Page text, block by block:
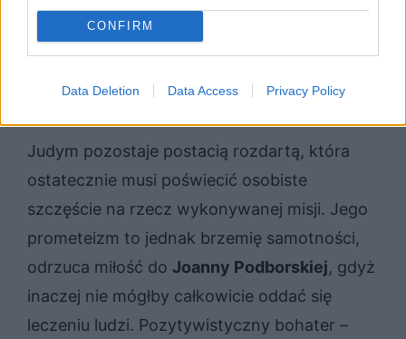
CONFIRM
Data Deletion Data Access Privacy Policy
bezdomnych. Wybitny lekarz, którego
pozytywistyczne podejście do najuboższych
wśród kolegów po fachu.
Judym pozostaje postacią rozdartą, która
ostatecznie musi poświecić osobiste
szczęście na rzecz wykonywanej misji. Jego
prometeizm to jednak brzemię samotności,
odrzuca miłość do Joanny Podborskiej, gdyż
inaczej nie mógłby całkowicie oddać się
leczeniu ludzi. Pozytywistyczny bohater –